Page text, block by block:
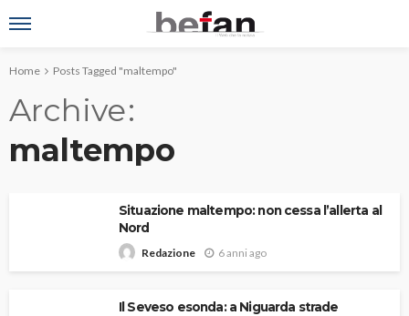
Home Posts Tagged "maltempo"
Archive
maltempo
Situazione maltempo: non cessa l’allerta al
Nord
Redazione 6 anni ago
Il Seveso esonda: a Niguarda strade